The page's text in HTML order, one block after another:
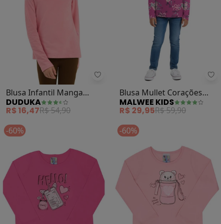
Duduka - Blusa Infantil Manga
Blusa Infantil Manga
Longa (Rosa)
DUDUKA
R$ 16,47R$ 54,90
Blusa Mullet Corações
(Rosa Escuro)
MALWEE KIDS
R$ 29,95R$ 59,90
-60%
-60%